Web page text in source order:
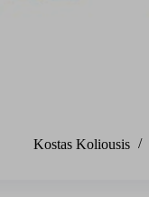
Kostas Koliousis